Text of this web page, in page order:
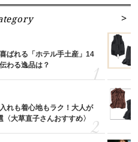
ばれる「ホテル手土産」14
わる逸品は？
れも着心地もラク！大人が
大草直子さんおすすめ〉